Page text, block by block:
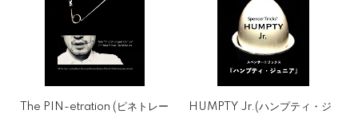
The PIN-etration (ピネトレー
HUMPTY Jr.(ハンプティ・ジ